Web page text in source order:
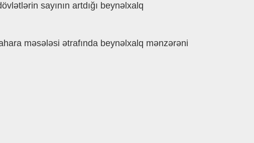
sayının artdığı beynǝlxalq
mǝsǝlǝsi ǝtrafında beynǝlxalq mǝnzǝrǝni